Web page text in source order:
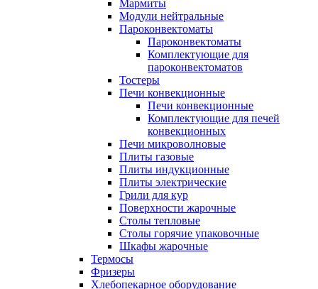
Мармиты
Модули нейтральные
Пароконвектоматы
Пароконвектоматы
Комплектующие для
пароконвектоматов
Тостеры
Печи конвекционные
Печи конвекционные
Комплектующие для печей
конвекционных
Печи микроволновые
Плиты газовые
Плиты индукционные
Плиты электрические
Грили для кур
Поверхности жарочные
Столы тепловые
Столы горячие упаковочные
Шкафы жарочные
Термосы
Фризеры
Хлебопекарное оборудование